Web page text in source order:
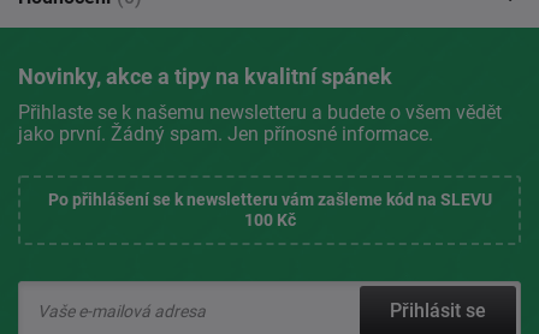
Novinky, akce a tipy na kvalitní spánek
Přihlaste se k našemu newsletteru a budete o všem vědět
jako první. Žádný spam. Jen přínosné informace.
Po přihlášení se k newsletteru vám zašleme kód na SLEVU
100 Kč
Přihlásit se